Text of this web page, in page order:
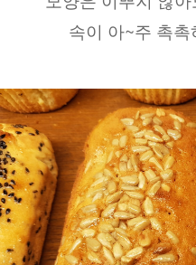
속이 아~주 촉